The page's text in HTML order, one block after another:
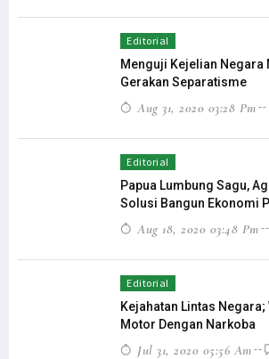
Editorial
Menguji Kejelian Negara
Gerakan Separatisme
Aug 31, 2020 03:28 Pm
Editorial
Papua Lumbung Sagu,
Solusi Bangun Ekonomi
Aug 18, 2020 03:48 Pm
Editorial
Kejahatan Lintas Negara;
Motor Dengan Narkoba
Jul 31, 2020 05:56 Am